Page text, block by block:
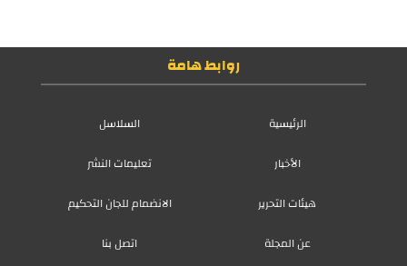
روابط هامة
الرئيسية
السلاسل
الأخبار
تعليمات النشر
هيئات التحرير
الانضمام للجان التحكيم
عن المجلة
اتصل بنا